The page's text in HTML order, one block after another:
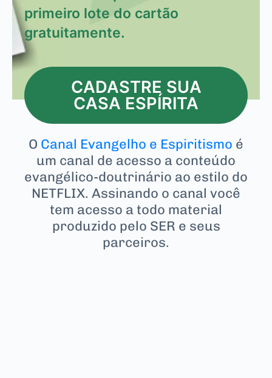
primeiro lote do cartão
gratuitamente.
CADASTRE SUA
CASA ESPÍRITA
O Canal Evangelho e Espiritismo é
um canal de acesso a conteúdo
evangélico-doutrinário ao estilo do
NETFLIX. Assinando o canal você
tem acesso a todo material
produzido pelo SER e seus
parceiros.